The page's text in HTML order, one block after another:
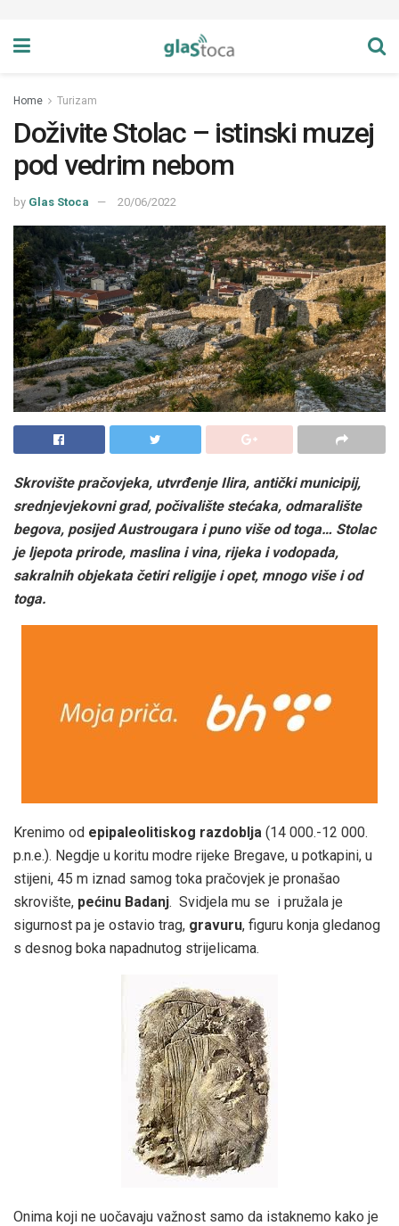
Home Turizam
Doživite Stolac – istinski muzej
pod vedrim nebom
by Glas Stoca 20/06/2022
Skrovište pračovjeka, utvrđenje Ilira, antički municipij,
srednjevjekovni grad, počivalište stećaka, odmaralište
begova, posijed Austrougara i puno više od toga… Stolac
je ljepota prirode, maslina i vina, rijeka i vodopada,
sakralnih objekata četiri religije i opet, mnogo više i od
toga.
Krenimo od epipaleolitiskog razdoblja (14 000.-12 000.
p.n.e.). Negdje u koritu modre rijeke Bregave, u potkapini, u
stijeni, 45 m iznad samog toka pračovjek je pronašao
skrovište, pećinu Badanj. Svidjela mu se i pružala je
sigurnost pa je ostavio trag, gravuru, figuru konja gledanog
s desnog boka napadnutog strijelicama.
Onima koji ne uočavaju važnost samo da istaknemo kako je